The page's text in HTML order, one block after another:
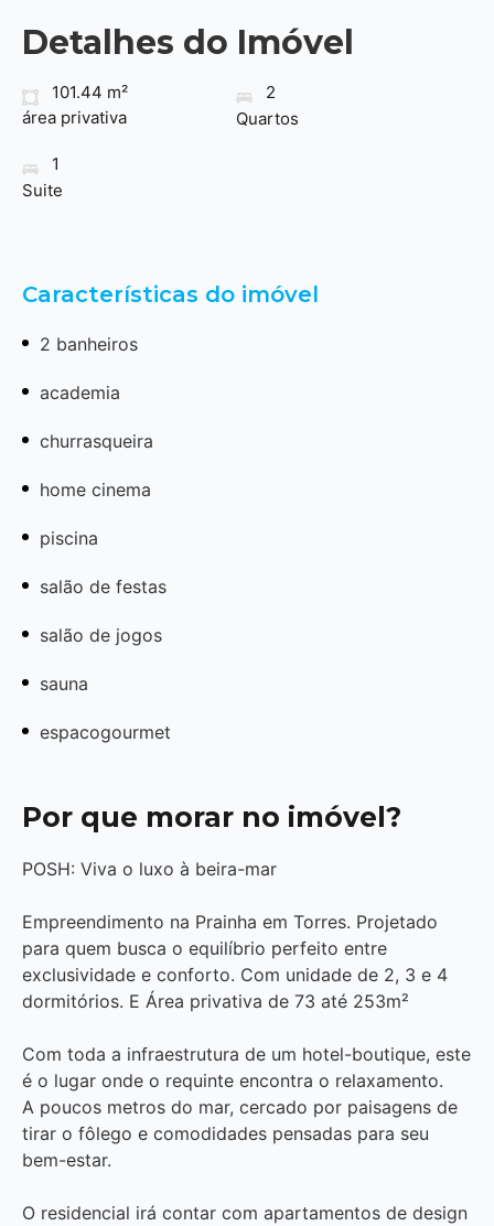
Detalhes do Imóvel
101.44 m²
área privativa
2
Quartos
1
Suite
Características do imóvel
2 banheiros
academia
churrasqueira
home cinema
piscina
salão de festas
salão de jogos
sauna
espacogourmet
Por que morar no imóvel?
POSH: Viva o luxo à beira-mar
Empreendimento na Prainha em Torres. Projetado
para quem busca o equilíbrio perfeito entre
exclusividade e conforto. Com unidade de 2, 3 e 4
dormitórios. E Área privativa de 73 até 253m²
Com toda a infraestrutura de um hotel-boutique, este
é o lugar onde o requinte encontra o relaxamento.
A poucos metros do mar, cercado por paisagens de
tirar o fôlego e comodidades pensadas para seu
bem-estar.
O residencial irá contar com apartamentos de design